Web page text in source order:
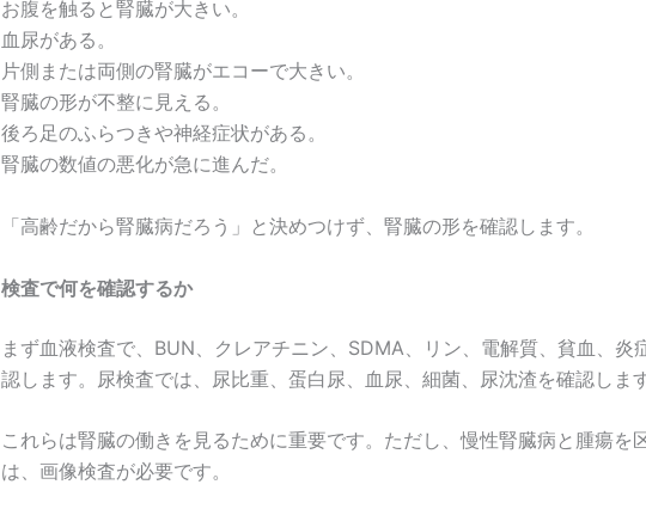
お腹を触ると腎臓が大きい。
血尿がある。
片側または両側の腎臓がエコーで大きい。
腎臓の形が不整に見える。
後ろ足のふらつきや神経症状がある。
腎臓の数値の悪化が急に進んだ。
「高齢だから腎臓病だろう」と決めつけず、腎臓の形を確認します。
検査で何を確認するか
まず血液検査で、BUN、クレアチニン、SDMA、リン、電解質、貧血、炎
認します。尿検査では、尿比重、蛋白尿、血尿、細菌、尿沈渣を確認しま
これらは腎臓の働きを見るために重要です。ただし、慢性腎臓病と腫瘍を
は、画像検査が必要です。